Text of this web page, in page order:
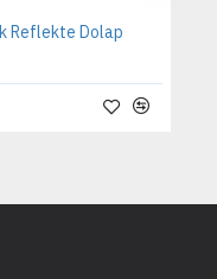
Reflekte Dolap